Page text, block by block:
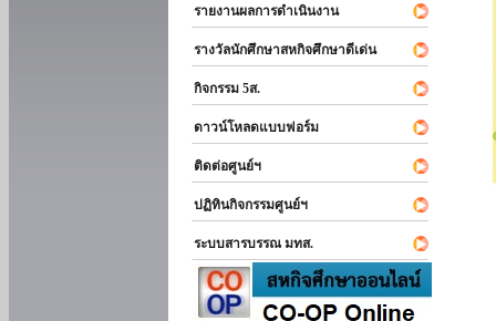
รายงานผลการดำเนินงาน
รางวัลนักศึกษาสหกิจศึกษาดีเด่น
กิจกรรม 5ส.
ดาวน์โหลดแบบฟอร์ม
ติดต่อศูนย์ฯ
ปฏิทินกิจกรรมศูนย์ฯ
ระบบสารบรรณ มทส.